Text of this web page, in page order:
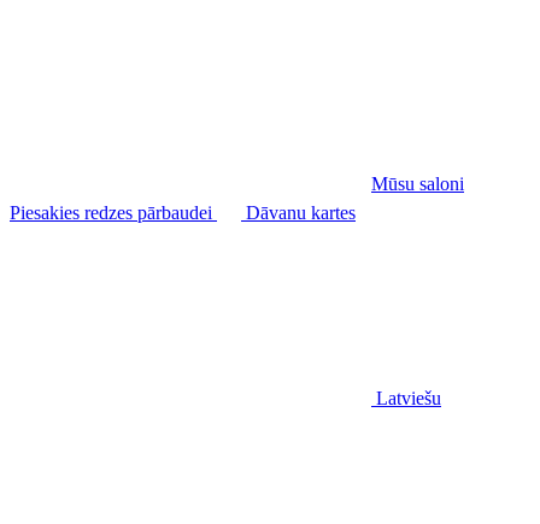
Mūsu saloni
Piesakies redzes pārbaudei
Dāvanu kartes
Latviešu